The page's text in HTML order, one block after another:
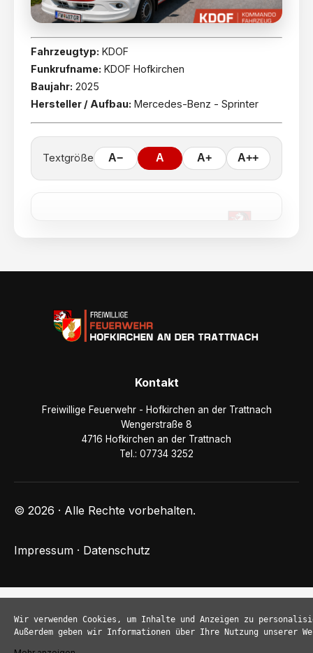
Fahrzeugtyp: KDOF
Funkrufname: KDOF Hofkirchen
Baujahr: 2025
Hersteller / Aufbau: Mercedes-Benz - Sprinter
Textgröße A− A A+ A++
Kontakt
Freiwillige Feuerwehr - Hofkirchen an der Trattnach
Wengerstraße 8
4716 Hofkirchen an der Trattnach
Tel.: 07734 3252
© 2026 · Alle Rechte vorbehalten.
Impressum · Datenschutz
Wir verwenden Cookies, um Inhalte und Anzeigen zu
Außerdem geben wir Informationen über Ihre Nutzung unserer